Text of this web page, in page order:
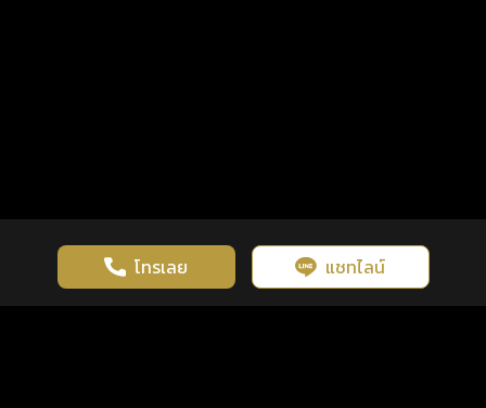
โทรเลย แชทไลน์
เว็บไซต์นี้มีการใช้งานคุกกี้ เพื่อเพิ่มประสิทธิภาพและประสบการณ์ที่ดี
ในการใช้งานเว็บไซต์ นโยบายความเป็นส่วนตัว
รู้ก่อน พร้อมกว่า ทุกจังหวะชีวิต คลิกดูดวงฟรี